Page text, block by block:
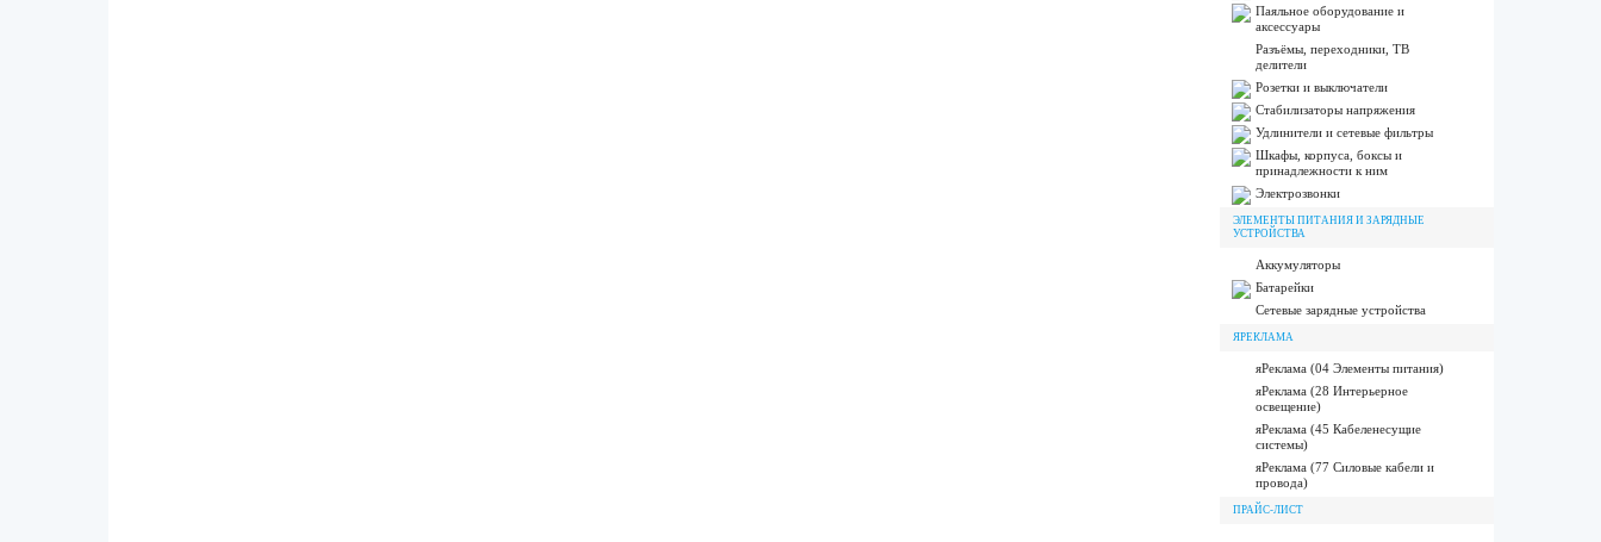
Паяльное оборудование и
аксессуары
Разъёмы, переходники, ТВ
делители
Розетки и выключатели
Стабилизаторы напряжения
Удлинители и сетевые фильтры
Шкафы, корпуса, боксы и
принадлежности к ним
Электрозвонки
ЭЛЕМЕНТЫ ПИТАНИЯ И ЗАРЯДНЫЕ
УСТРОЙСТВА
Аккумуляторы
Батарейки
Сетевые зарядные устройства
ЯРЕКЛАМА
яРеклама (04 Элементы питания)
яРеклама (28 Интерьерное
освещение)
яРеклама (45 Кабеленесущие
системы)
яРеклама (77 Силовые кабели и
провода)
ПРАЙС-ЛИСТ